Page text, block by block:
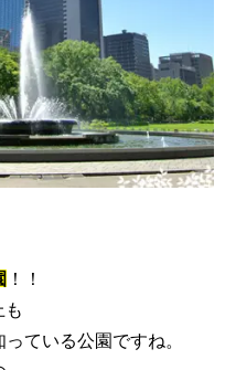
！！
も
ている公園ですね。